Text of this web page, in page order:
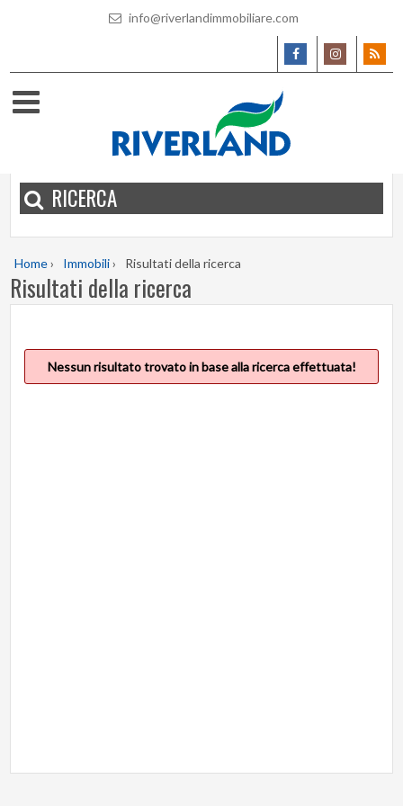
info@riverlandimmobiliare.com
RICERCA
Home› Immobili› Risultati della ricerca
Risultati della ricerca
Nessun risultato trovato in base alla ricerca effettuata!